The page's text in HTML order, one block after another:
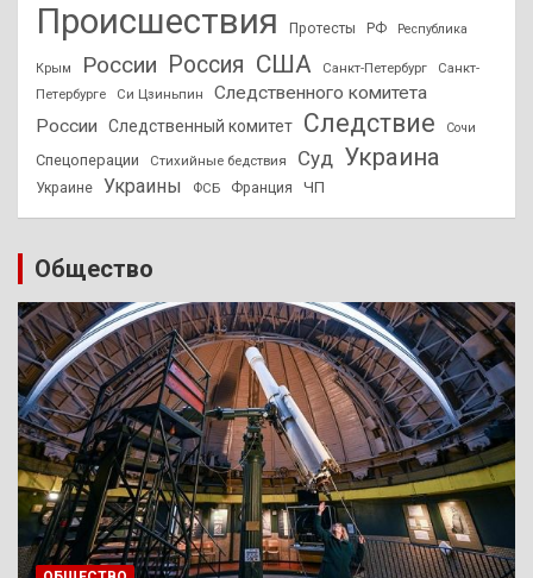
Происшествия Протесты РФ Республика
Крым России Россия США Санкт-Петербург
Санкт-
Петербурге
Си Цзиньпин
Следственного комитета
России
Следственный комитет Следствие Сочи
Спецоперации Стихийные бедствия Суд Украина
Украине Украины ФСБ Франция ЧП
Общество